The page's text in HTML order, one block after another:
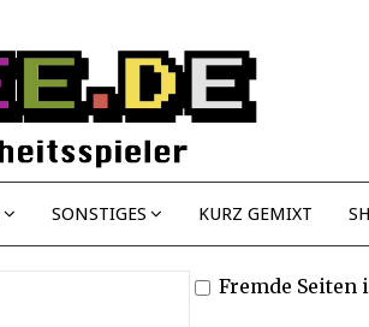
SONSTIGES KURZ GEMIXT
Fremde Seiten